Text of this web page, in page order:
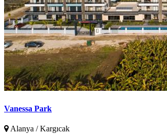
Vanessa Park
Alanya / Kargıcak